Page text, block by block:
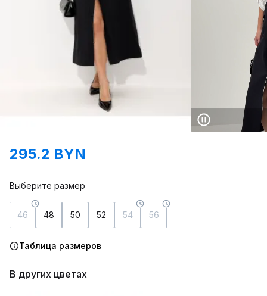
295.2 BYN
Выберите размер
46 48 50 52 54 56
Таблица размеров
В других цветах